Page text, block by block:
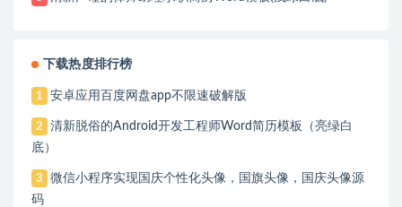
下载热度排行榜
1 安卓应用百度网盘app不限速破解版
2
清新脱俗的Android开发工程师Word简历模板（亮绿白
底）
3
微信小程序实现国庆个性化头像，国旗头像，国庆头像源
码